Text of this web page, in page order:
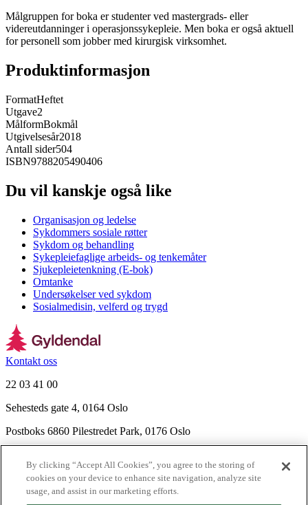
Målgruppen for boka er studenter ved mastergrads- eller
videreutdanninger i operasjonssykepleie. Men boka er også aktuell
for personell som jobber med kirurgisk virksomhet.
Produktinformasjon
FormatHeftet
Utgave2
MålformBokmål
Utgivelsesår2018
Antall sider504
ISBN9788205490406
Du vil kanskje også like
Organisasjon og ledelse
Sykdommers sosiale røtter
Sykdom og behandling
Sykepleiefaglige arbeids- og tenkemåter
Sjukepleietenkning (E-bok)
Omtanke
Undersøkelser ved sykdom
Sosialmedisin, velferd og trygd
Kontakt oss
22 03 41 00
Sehesteds gate 4, 0164 Oslo
Postboks 6860 Pilestredet Park, 0176 Oslo
Nyhetsbrev
Ledige stillinger
Send inn manus
By clicking “Accept All Cookies”, you agree to the storing of
cookies on your device to enhance site navigation, analyze site
usage, and assist in our marketing efforts.